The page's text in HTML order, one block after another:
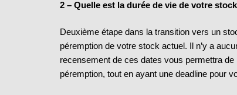
2 – Quelle est la durée de vie de votre
Deuxième étape dans la transition vers un
péremption de votre stock actuel. Il n’y a
recensement de ces dates vous permettra
péremption, tout en ayant une deadline pour